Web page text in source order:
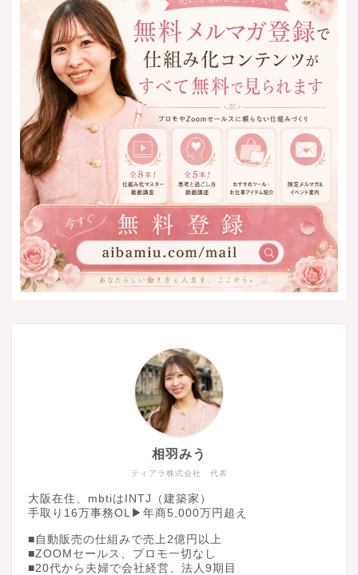
ティアラ株式会社 代表
相羽みう
大阪在住、mbtiはINTJ（建築家）
手取り16万事務OL▶︎年商5,000万円超え
■自動販売の仕組みで売上2億円以上
■ZOOMセールス、プロモ一切なし
■20代から夫婦で会社経営、法人9期目